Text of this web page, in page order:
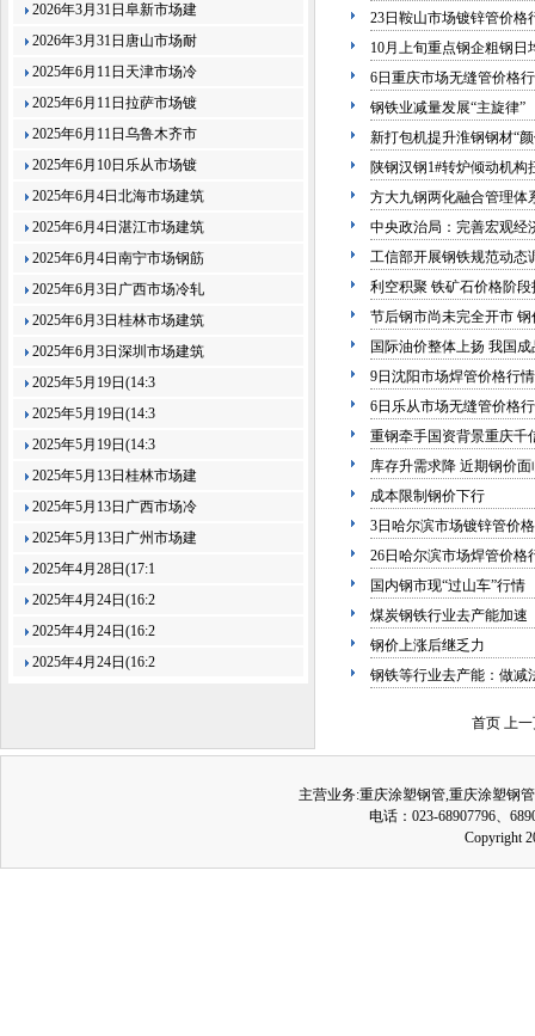
2026年3月31日阜新市场建
2026年3月31日唐山市场耐
2025年6月11日天津市场冷
2025年6月11日拉萨市场镀
2025年6月11日乌鲁木齐市
2025年6月10日乐从市场镀
2025年6月4日北海市场建筑
2025年6月4日湛江市场建筑
2025年6月4日南宁市场钢筋
2025年6月3日广西市场冷轧
2025年6月3日桂林市场建筑
2025年6月3日深圳市场建筑
2025年5月19日(14:3
2025年5月19日(14:3
2025年5月19日(14:3
2025年5月13日桂林市场建
2025年5月13日广西市场冷
2025年5月13日广州市场建
2025年4月28日(17:1
2025年4月24日(16:2
2025年4月24日(16:2
2025年4月24日(16:2
23日鞍山市场镀锌管价格
10月上旬重点钢企粗钢日
6日重庆市场无缝管价格
钢铁业减量发展“主旋律”
新打包机提升淮钢钢材“颜
陕钢汉钢1#转炉倾动机
方大九钢两化融合管理体
中央政治局：完善宏观经
工信部开展钢铁规范动态
利空积聚 铁矿石价格阶段
节后钢市尚未完全开市
国际油价整体上扬 我国
9日沈阳市场焊管价格行情
6日乐从市场无缝管价格
重钢牵手国资背景重庆千
库存升需求降 近期钢价
成本限制钢价下行
3日哈尔滨市场镀锌管价
26日哈尔滨市场焊管价格
国内钢市现“过山车”行
煤炭钢铁行业去产能加速
钢价上涨后继乏力
钢铁等行业去产能：做减
首页 上
主营业务:重庆涂塑钢管,重庆涂塑钢
电话：023-68907796、
Copyright